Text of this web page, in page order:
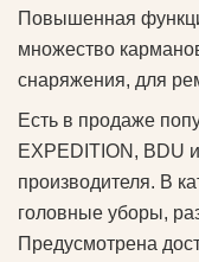
Повышенная
множество
снаряжения, для
Есть в продаже
EXPEDITION, BDU
производителя. В
головные уборы,
Предусмотрена